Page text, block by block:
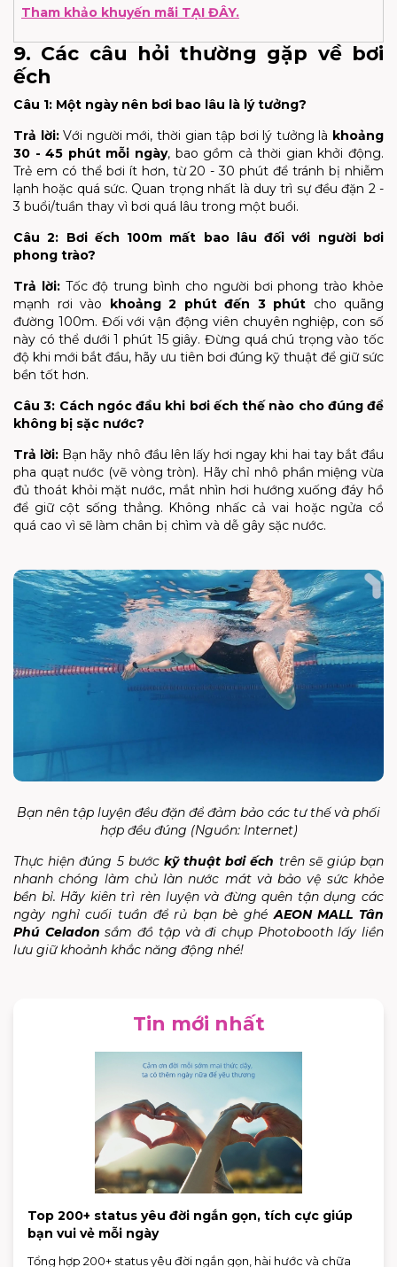
Tham khảo khuyến mãi TẠI ĐÂY.
9. Các câu hỏi thường gặp về bơi
ếch
Câu 1: Một ngày nên bơi bao lâu là lý tưởng?
Trả lời:Với người mới, thời gian tập bơi lý tưởng là khoảng
30 - 45 phút mỗi ngày, bao gồm cả thời gian khởi động.
Trẻ em có thể bơi ít hơn, từ 20 - 30 phút để tránh bị nhiễm
lạnh hoặc quá sức. Quan trọng nhất là duy trì sự đều đặn 2 -
3 buổi/tuần thay vì bơi quá lâu trong một buổi.
Câu 2: Bơi ếch 100m mất bao lâu đối với người bơi
phong trào?
Trả lời: Tốc độ trung bình cho người bơi phong trào khỏe
mạnh rơi vào khoảng 2 phút đến 3 phút cho quãng
đường 100m. Đối với vận động viên chuyên nghiệp, con số
này có thể dưới 1 phút 15 giây. Đừng quá chú trọng vào tốc
độ khi mới bắt đầu, hãy ưu tiên bơi đúng kỹ thuật để giữ sức
bền tốt hơn.
Câu 3: Cách ngóc đầu khi bơi ếch thế nào cho đúng để
không bị sặc nước?
Trả lời: Bạn hãy nhô đầu lên lấy hơi ngay khi hai tay bắt đầu
pha quạt nước (vẽ vòng tròn). Hãy chỉ nhô phần miệng vừa
đủ thoát khỏi mặt nước, mắt nhìn hơi hướng xuống đáy hồ
để giữ cột sống thẳng. Không nhấc cả vai hoặc ngửa cổ
quá cao vì sẽ làm chân bị chìm và dễ gây sặc nước.
Bạn nên tập luyện đều đặn để đảm bảo các tư thế và phối
hợp đều đúng (Nguồn: Internet)
Thực hiện đúng 5 bước kỹ thuật bơi ếch trên sẽ giúp bạn
nhanh chóng làm chủ làn nước mát và bảo vệ sức khỏe
bền bỉ. Hãy kiên trì rèn luyện và đừng quên tận dụng các
ngày nghỉ cuối tuần để rủ bạn bè ghéAEON MALL Tân
Phú Celadon sắm đồ tập và đi chụp Photobooth lấy liền
lưu giữ khoảnh khắc năng động nhé!
Tin mới nhất
Top 200+ status yêu đời ngắn gọn, tích cực giúp
bạn vui vẻ mỗi ngày
Tổng hợp 200+ status yêu đời ngắn gọn, hài hước và chữa